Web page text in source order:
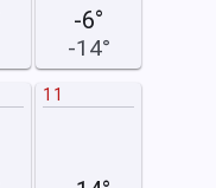
-6°
-14°
11